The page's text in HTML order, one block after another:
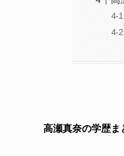
高瀬真奈の学歴ま